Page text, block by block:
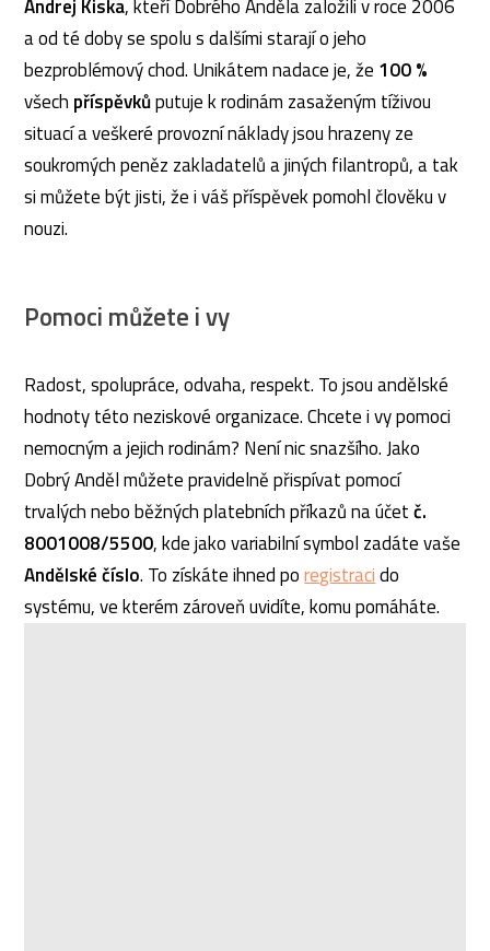
Andrej Kiska, kteří Dobrého Anděla založili v roce 2006
a od té doby se spolu s dalšími starají o jeho
bezproblémový chod. Unikátem nadace je, že 100 %
všech příspěvkůputuje k rodinám zasaženým tíživou
situací a veškeré provozní náklady jsou hrazeny ze
soukromých peněz zakladatelů a jiných filantropů, a tak
si můžete být jisti, že i váš příspěvek pomohl člověku v
nouzi.
Pomoci můžete i vy
Radost, spolupráce, odvaha, respekt. To jsou andělské
hodnoty této neziskové organizace. Chcete i vy pomoci
nemocným a jejich rodinám? Není nic snazšího. Jako
Dobrý Anděl můžete pravidelně přispívat pomocí
trvalých nebo běžných platebních příkazů na účetč.
8001008/5500, kde jako variabilní symbol zadáte vaše
Andělské číslo. To získáte ihned poregistracido
systému, ve kterém zároveň uvidíte, komu pomáháte.